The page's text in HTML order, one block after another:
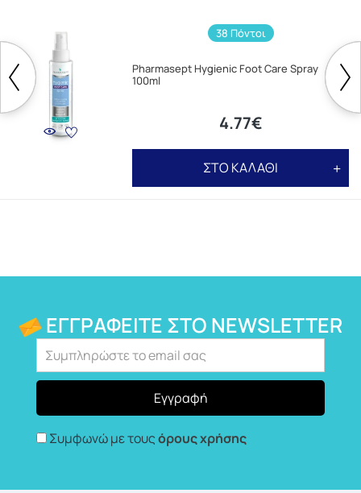
38 Πόντοι
Pharmasept Hygienic Foot Care Spray
100ml
4.77€
ΣΤΟ ΚΑΛΑΘΙ
ΕΓΓΡΑΦΕΊΤΕ ΣΤΟ NEWSLETTER
Συμφωνώ με τουςόρους χρήσης